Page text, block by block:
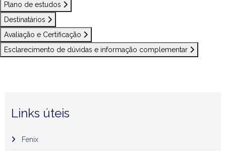
Plano de estudos
Destinatários
Avaliação e Certificação
Esclarecimento de dúvidas e informação complementar
Links úteis
Fenix